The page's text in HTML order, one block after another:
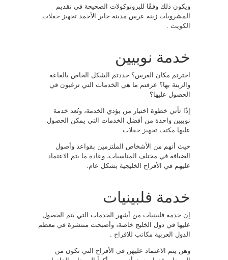
ويكون ذلك وفقًا للبروتوكولات الصحيحة في تقديم
المشروبات زينة عرس مدينة جابر الأحمد تجهيز حفلات
الكويت
خدمة نوبيين
اخترتم مكان العرس؟ حددتم الشكل الخاص بالقاعة
والزينة بها؟ عرفتم ما هي الخدمات التي ترغبون في
الحصول عليها؟
إذًا تأتي خطوة اختيار من يؤدي الخدمة، وتُعد خدمة
نوبيين واحدة من أفضل الخدمات التي يمكن الحصول
عليها مكتب تجهيز حفلات
حيث أنهم من الأشخاص الملتزمين بقواعد وأصول
الضيافة في مختلف المناسبات، وعادة ما يتم الاعتماد
عليهم في الأفراح الخليجية بشكل عام.
خدمة فلبينيات
إن خدمة فلبينيات من أشهر الخدمات التي يتم الحصول
عليها في دول الخليج خاصة، وأصبحت منتشرة في معظم
الدول العربية مكاتب للافراح
وهن يتم الاعتماد عليهن في الأفراح التي تكون من